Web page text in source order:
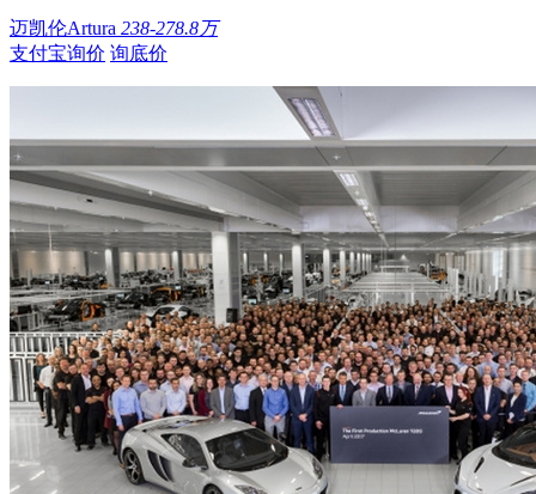
迈凯伦Artura 238-278.8万
支付宝询价 询底价